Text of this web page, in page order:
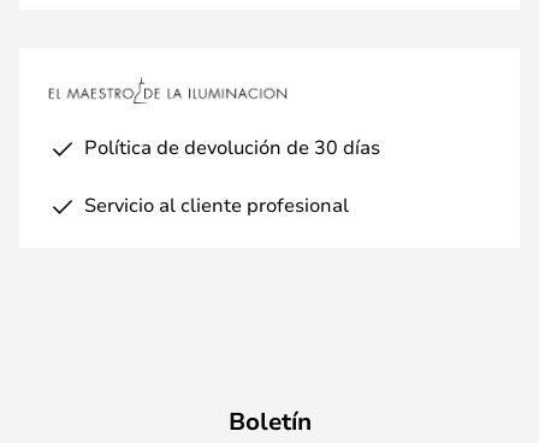
Política de devolución de 30 días
Servicio al cliente profesional
Boletín